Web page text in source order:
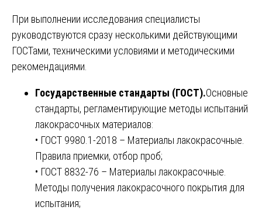
При выполнении исследования специалисты
руководствуются сразу несколькими действующими
ГОСТами, техническими условиями и методическими
рекомендациями.
Государственные стандарты (ГОСТ).Основные
стандарты, регламентирующие методы испытаний
лакокрасочных материалов:
• ГОСТ 9980.1-2018 – Материалы лакокрасочные.
Правила приемки, отбор проб;
• ГОСТ 8832-76 – Материалы лакокрасочные.
Методы получения лакокрасочного покрытия для
испытания;